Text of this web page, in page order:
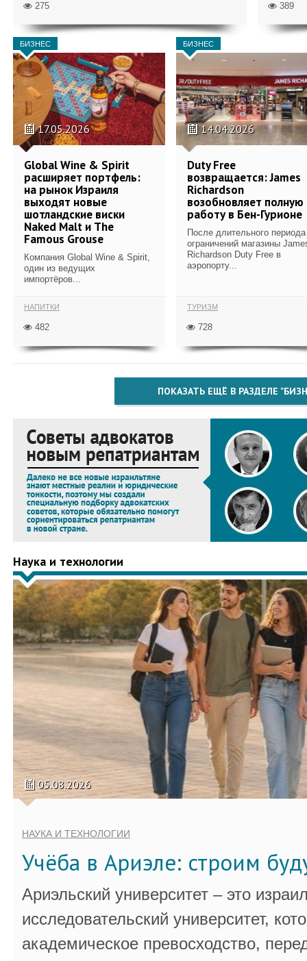
275 389
БИЗНЕС
17.05.2026
Global Wine & Spirit
расширяет портфель:
на рынок Израиля
выходят новые
шотландские виски
Naked Malt и The
Famous Grouse
Компания Global Wine & Spirit,
один из ведущих
импортёров...
НАПИТКИ
482
БИЗНЕС
14.04.2026
Duty Free
возвращается: James
Richardson
возобновляет полную
работу в Бен-Гурионе
После длительного периода
ограничений магазины
Richardson Duty Free в
аэропорту...
ТУРИЗМ
728
ПОКАЗАТЬ ЕЩЁ В РАЗДЕЛЕ
Наука и технологии
05.08.2026
НАУКА И ТЕХНОЛОГИИ
Учёба в Ариэле: строим
Ариэльский университет – это
исследовательский университет,
академическое превосходство,